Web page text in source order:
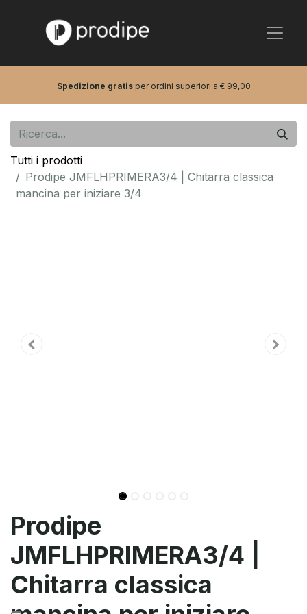
Spedizione gratis per ordini superiori a € 99,00
Tutti i prodotti
Prodipe JMFLHPRIMERA3/4 | Chitarra classica
mancina per iniziare 3/4
Prodipe
JMFLHPRIMERA3/4 |
Chitarra classica